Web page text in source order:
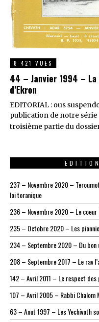
8 421 VUES
44 – Janvier 1994 –
d’Ekron
EDITORIAL : ous
publication de notre série
troisième partie du
237 – Novembre 2020 –
loi toranique
236 – Novembre 2020 – Le
235 – Octobre 2020 – Les
234 – Septembre 2020 – Du bon
208 – Septembre 2017 – Le rav
142 – Avril 2011 – Le respect
107 – Avril 2005 – Rabbi Chalom
63 – Aout 1997 – Les Yechivoth